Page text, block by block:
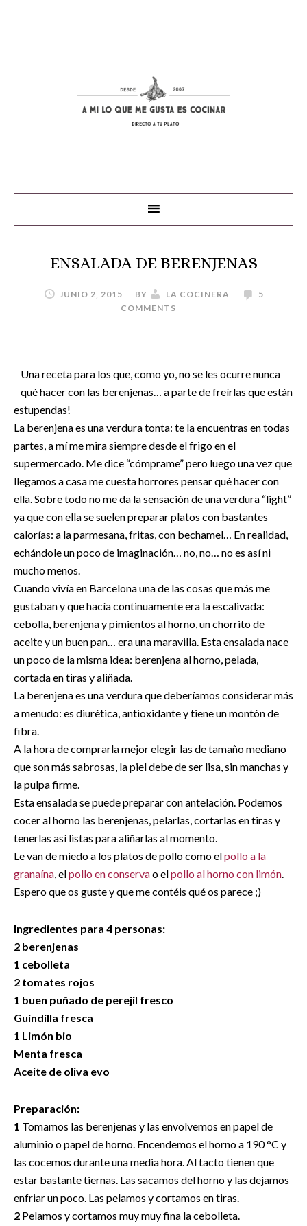
ENSALADA DE BERENJENAS
JUNIO 2, 2015 BY LA COCINERA
5
COMMENTS
Una receta para los que, como yo, no se les ocurre nunca
qué hacer con las berenjenas… a parte de freírlas que están
estupendas!
La berenjena es una verdura tonta: te la encuentras en todas
partes, a mí me mira siempre desde el frigo en el
supermercado. Me dice “cómprame” pero luego una vez que
llegamos a casa me cuesta horrores pensar qué hacer con
ella. Sobre todo no me da la sensación de una verdura “light”
ya que con ella se suelen preparar platos con bastantes
calorías: a la parmesana, fritas, con bechamel… En realidad,
echándole un poco de imaginación… no, no… no es así ni
mucho menos.
Cuando vivía en Barcelona una de las cosas que más me
gustaban y que hacía continuamente era la escalivada:
cebolla, berenjena y pimientos al horno, un chorrito de
aceite y un buen pan… era una maravilla. Esta ensalada nace
un poco de la misma idea: berenjena al horno, pelada,
cortada en tiras y aliñada.
La berenjena es una verdura que deberíamos considerar más
a menudo: es diurética, antioxidante y tiene un montón de
fibra.
A la hora de comprarla mejor elegir las de tamaño mediano
que son más sabrosas, la piel debe de ser lisa, sin manchas y
la pulpa firme.
Esta ensalada se puede preparar con antelación. Podemos
cocer al horno las berenjenas, pelarlas, cortarlas en tiras y
tenerlas así listas para aliñarlas al momento.
Le van de miedo a los platos de pollo como elpollo a la
granaína, elpollo en conservao elpollo al horno con limón.
Espero que os guste y que me contéis qué os parece ;)
Ingredientes para 4 personas:
2 berenjenas
1 cebolleta
2 tomates rojos
1 buen puñado de perejil fresco
Guindilla fresca
1 Limón bio
Menta fresca
Aceite de oliva evo
Preparación:
1 Tomamos las berenjenas y las envolvemos en papel de
aluminio o papel de horno. Encendemos el horno a 190 °C y
las cocemos durante una media hora. Al tacto tienen que
estar bastante tiernas. Las sacamos del horno y las dejamos
enfriar un poco. Las pelamos y cortamos en tiras.
2 Pelamos y cortamos muy muy fina la cebolleta.